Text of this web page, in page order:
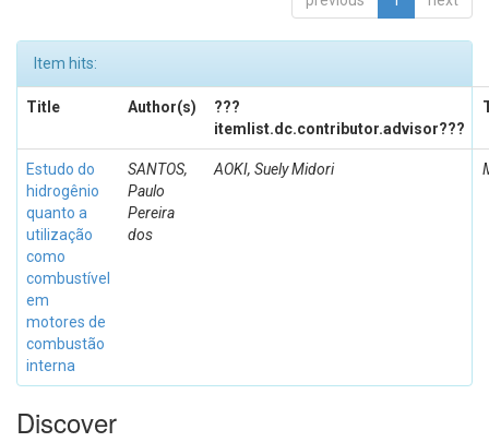
Item hits:
Title Author(s)
???
itemlist.dc.contributor.advisor???
Estudo do
hidrogênio
quanto a
utilização
como
combustível
em
motores de
combustão
interna
SANTOS,
Paulo
Pereira
dos
AOKI, Suely Midori
Discover